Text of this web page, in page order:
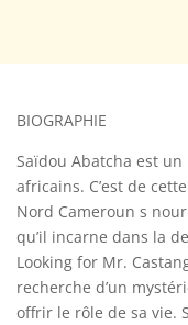
BIOGRAPHIE
Saïdou Abatcha est
africains. C’est de
Nord Cameroun s
qu’il incarne dans la
Looking for Mr.
recherche d’un
offrir le rôle de sa vie.